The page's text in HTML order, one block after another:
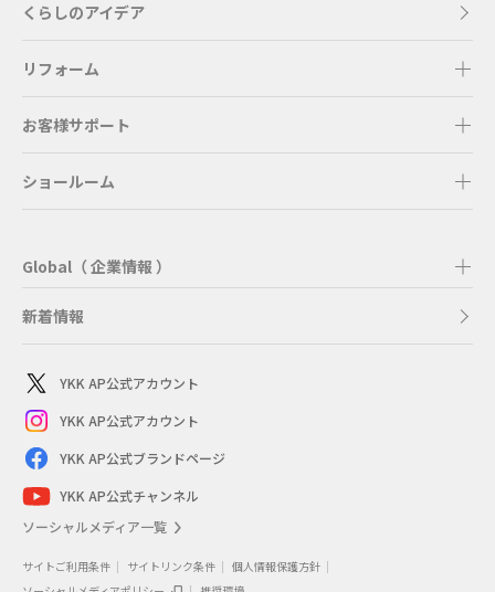
くらしのアイデア
リフォーム
お客様サポート
ショールーム
Global（ 企業情報 ）
新着情報
YKK AP公式アカウント
YKK AP公式アカウント
YKK AP公式ブランドページ
YKK AP公式チャンネル
ソーシャルメディア一覧
サイトご利用条件 サイトリンク条件
個人情報保護方針